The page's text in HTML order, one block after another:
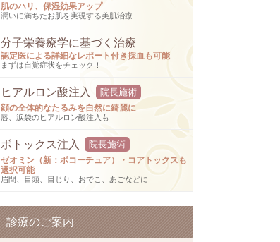
肌のハリ、保湿効果アップ
潤いに満ちたお肌を実現する美肌治療
分子栄養療学に基づく治療
認定医による詳細なレポート付き採血も可能
まずは自覚症状をチェック！
ヒアルロン酸注入 院長施術
顔の全体的なたるみを自然に綺麗に
唇、涙袋のヒアルロン酸注入も
ボトックス注入 院長施術
ゼオミン（新：ボコーチュア）・コアトックスも
選択可能
眉間、目頭、目じり、おでこ、あごなどに
診療のご案内